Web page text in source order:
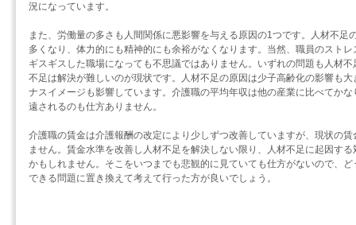
況になっています。
また、労働量の多さも人間関係に悪影響を与える原因の1つです。人材不足
多くなり、体力的にも精神的にも余裕がなくなります。当然、職員のスト
ギスギスした職場になっても不思議ではありません。いずれの問題も人材
不足は解決が難しいのが現状です。人材不足の原因は少子高齢化の影響も
ナスイメージも影響しています。介護職の平均年収は他の産業に比べてか
遠されるのも仕方ありません。
介護職の賃金は介護報酬の改定により少しずつ改善していますが、現状の
ません。賃金水準を改善し人材不足を解決しない限り、人材不足に起因す
かもしれません。そこをいつまでも悲観的に見ていても仕方がないので、
できる問題に置き換えて考えて行った方が良いでしょう。